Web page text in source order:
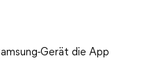
Gerät die App